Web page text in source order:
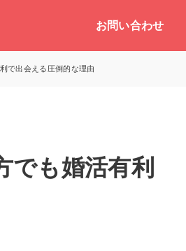
お問い合わせ
で出会える圧倒的な理由
でも婚活有利